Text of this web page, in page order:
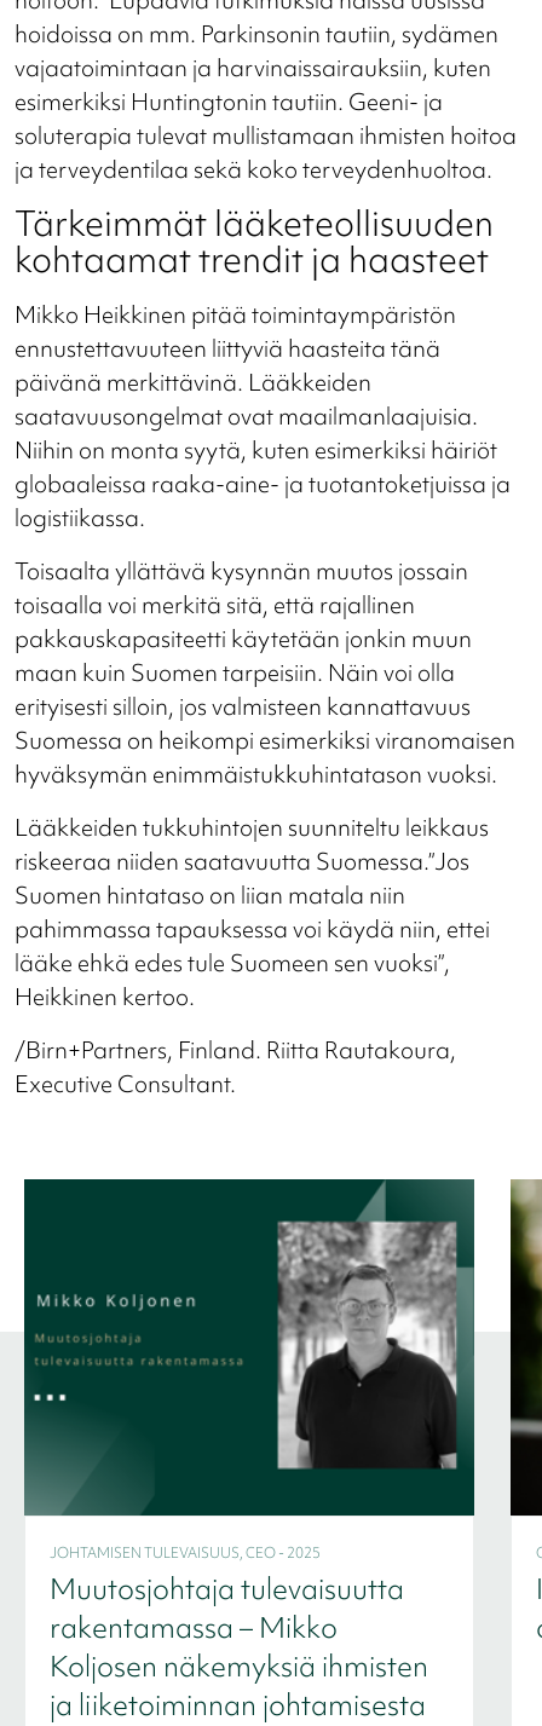
hoidoissa on mm. Parkinsonin tautiin, sydämen
vajaatoimintaan ja harvinaissairauksiin, kuten
esimerkiksi Huntingtonin tautiin. Geeni- ja
soluterapia tulevat mullistamaan ihmisten hoitoa
ja terveydentilaa sekä koko terveydenhuoltoa.
Tärkeimmät lääketeollisuuden
kohtaamat trendit ja haasteet
Mikko Heikkinen pitää toimintaympäristön
ennustettavuuteen liittyviä haasteita tänä
päivänä merkittävinä. Lääkkeiden
saatavuusongelmat ovat maailmanlaajuisia.
Niihin on monta syytä, kuten esimerkiksi häiriöt
globaaleissa raaka-aine- ja tuotantoketjuissa ja
logistiikassa.
Toisaalta yllättävä kysynnän muutos jossain
toisaalla voi merkitä sitä, että rajallinen
pakkauskapasiteetti käytetään jonkin muun
maan kuin Suomen tarpeisiin. Näin voi olla
erityisesti silloin, jos valmisteen kannattavuus
Suomessa on heikompi esimerkiksi viranomaisen
hyväksymän enimmäistukkuhintatason vuoksi.
Lääkkeiden tukkuhintojen suunniteltu leikkaus
riskeeraa niiden saatavuutta Suomessa.”Jos
Suomen hintataso on liian matala niin
pahimmassa tapauksessa voi käydä niin, ettei
lääke ehkä edes tule Suomeen sen vuoksi”,
Heikkinen kertoo.
/Birn+Partners, Finland. Riitta Rautakoura,
Executive Consultant.
JOHTAMISEN TULEVAISUUS, CEO - 2025
Muutosjohtaja tulevaisuutta
rakentamassa – Mikko
Koljosen näkemyksiä ihmisten
ja liiketoiminnan johtamisesta